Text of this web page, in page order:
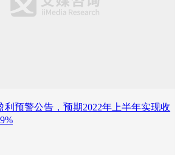
利预警公告，预期2022年上半年实现收